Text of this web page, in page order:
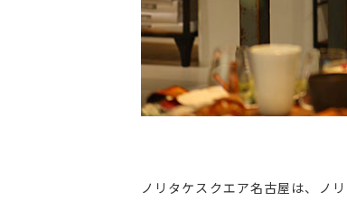
ノリタケスクエア名古屋は、ノ